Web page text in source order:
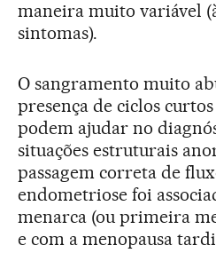
maneira muito variável
sintomas).
O sangramento muito
presença de ciclos
podem ajudar no
situações estruturais
passagem correta de
endometriose foi
menarca (ou primeira
e com a menopausa